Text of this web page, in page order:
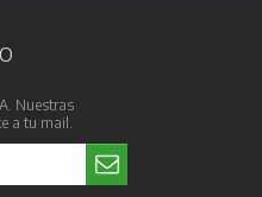
Nuestras
a tu mail.